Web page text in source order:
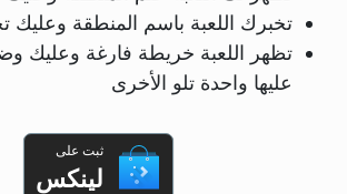
تخبرك اللعبة باسم المنطقة وعليك
تظهر اللعبة خريطة فارغة وعليك
عليها واحدة تلو الأخرى
ثبت على
لينكس